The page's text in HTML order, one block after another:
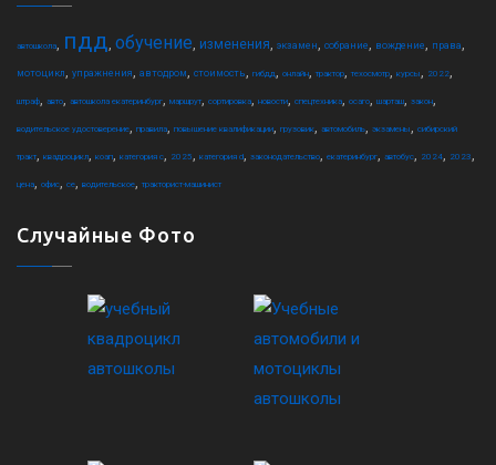
автошкола, пдд, обучение, изменения, экзамен, собрание, вождение, права,
мотоцикл, упражнения, автодром, стоимость, гибдд, онлайн, трактор, техосмотр, курсы, 2022,
штраф, авто, автошкола екатеринбург, маршрут, сортировка, новости, спецтехника, осаго, шарташ, закон,
водительское удостоверение, правила, повышение квалификации, грузовик, автомобиль, экзамены, сибирский
тракт, квадроцикл, коап, категория c, 2025, категория d, законодательство, екатеринбург, автобус, 2024, 2023,
цена, офис, ce, водительское, тракторист-машинист
Случайные Фото